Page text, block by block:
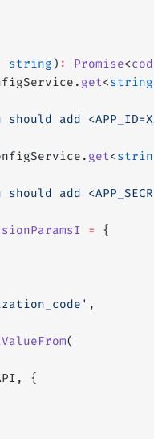
string ) : Promise<
get<string
should add
get<
should add
=
{
,
(
{